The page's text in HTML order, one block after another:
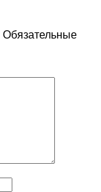
Обязательные